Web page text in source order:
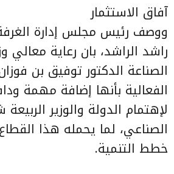
آفاق الاستثمار
ووصف رئيس مجلس إدارة
راشد الراشد، بان رعاية معالي
الصناعة الدكتور توفيق بن
الفعالية بأنها إضافة مهمة
لإهتمام الدولة والوزير
الصناعي، لما يحمله هذا
خطط التنمية.